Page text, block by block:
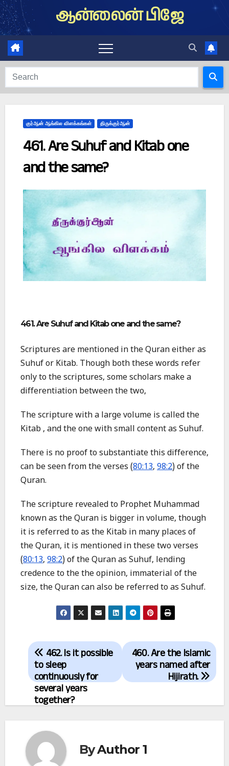
Skip
to
content
ஆன்லைன் பிஜே
குர்ஆன் ஆங்கில விளக்கங்கள் திருக்குர்ஆன்
461. Are Suhuf and Kitab one
and the same?
461. Are Suhuf and Kitab one and the same?
Scriptures are mentioned in the Quran either as
Suhuf or Kitab. Though both these words refer
only to the scriptures, some scholars make a
differentiation between the two,
The scripture with a large volume is called the
Kitab , and the one with small content as Suhuf.
There is no proof to substantiate this difference,
can be seen from the verses (80:13, 98:2) of the
Quran.
The scripture revealed to Prophet Muhammad
known as the Quran is bigger in volume, though
it is referred to as the Kitab in many places of
the Quran, it is mentioned in these two verses
(80:13, 98:2) of the Quran as Suhuf, lending
credence to the the opinion, immaterial of the
size, the Quran can also be referred to as Suhuf.
Post
navigation
460. Are the Islamic
years named after
Hijirath.
462. Is it possible
to sleep
continuously for
several years
together?
ByAuthor 1